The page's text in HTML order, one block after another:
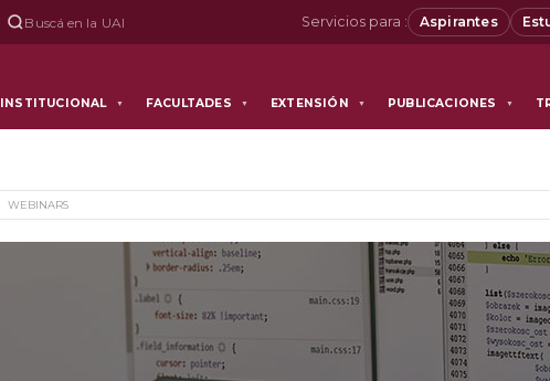
Buscá en la UAI Servicios para : Aspirantes
INSTITUCIONAL ▼ FACULTADES ▼ EXTENSIÓN ▼ PUBLICACIONES ▼
WEBINARS